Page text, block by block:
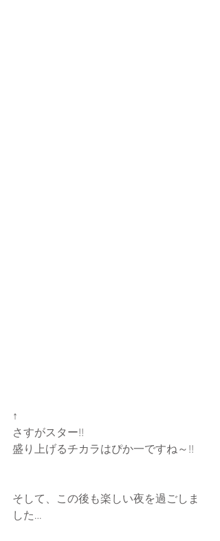
↑
さすがスター!!
盛り上げるチカラはぴか一ですね～!!
そして、この後も楽しい夜を過ごしま
した…